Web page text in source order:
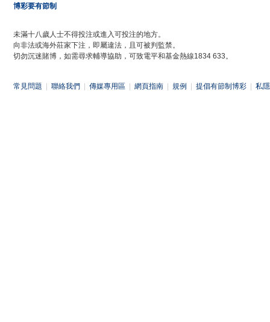
博彩要有節制
未滿十八歲人士不得投注或進入可投注的地方。
向非法或海外莊家下注，即屬違法，且可被判監禁。
切勿沉迷賭博，如需尋求輔導協助，可致電平和基金熱線1834 633。
常見問題 聯絡我們 傳媒專用區 網頁指南 規例 提倡有節制博彩 私